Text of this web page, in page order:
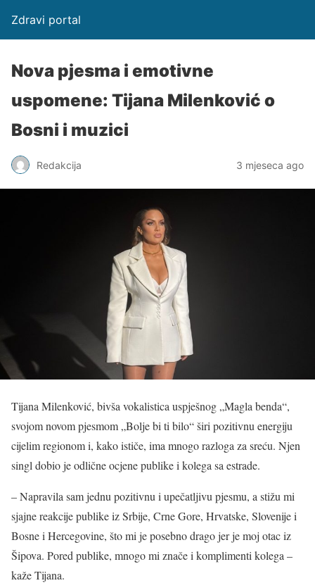
Zdravi portal
Nova pjesma i emotivne
uspomene: Tijana Milenković o
Bosni i muzici
Redakcija 3 mjeseca ago
Tijana Milenković, bivša vokalistica uspješnog „Magla benda“,
svojom novom pjesmom „Bolje bi ti bilo“ širi pozitivnu energiju
cijelim regionom i, kako ističe, ima mnogo razloga za sreću. Njen
singl dobio je odlične ocjene publike i kolega sa estrade.
– Napravila sam jednu pozitivnu i upečatljivu pjesmu, a stižu mi
sjajne reakcije publike iz Srbije, Crne Gore, Hrvatske, Slovenije i
Bosne i Hercegovine, što mi je posebno drago jer je moj otac iz
Šipova. Pored publike, mnogo mi znače i komplimenti kolega –
kaže Tijana.